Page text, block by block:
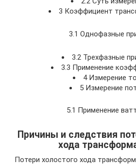
3 Коэффициент
3.1 Однофазные
3.2 Трехфазные
3.3 Применение
4 Измерение
5 Измерение
5.1 Применение
Причины и следствия
хода
Потери холостого хода